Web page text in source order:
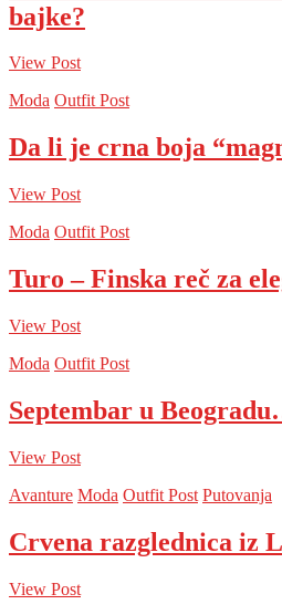
bajke?
View Post
Moda Outfit Post
Da li je crna boja
View Post
Moda Outfit Post
Turo – Finska reč za
View Post
Moda Outfit Post
Septembar u
View Post
Avanture Moda Outfit Post Putovanja
Crvena razglednica iz
View Post